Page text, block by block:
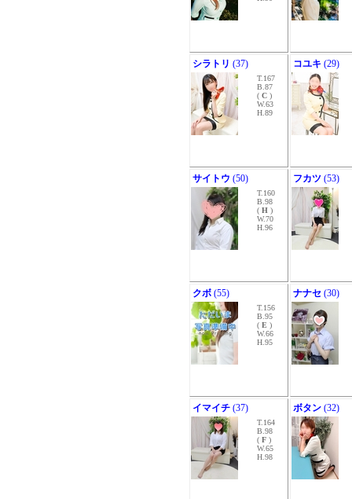
シラトリ (37)
T.167
B.87
( C )
W.63
H.89
コユキ (29)
サイトウ (50)
T.160
B.98
( H )
W.70
H.96
フカツ (53)
クボ (55)
T.156
B.95
( E )
W.66
H.95
ナナセ (30)
イマイチ (37)
T.164
B.98
( F )
W.65
H.98
ボタン (32)